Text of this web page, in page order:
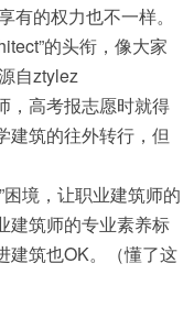
有的权力也不一样。
的头衔，像大家
自ztylez
，高考报志愿时就得
建筑的往外转行，但
境，让职业建筑师的
建筑师的专业素养标
建筑也OK。（懂了这